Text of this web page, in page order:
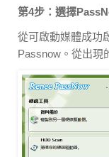
第4步：選擇
從可啟動媒體成功
Passnow。從出現